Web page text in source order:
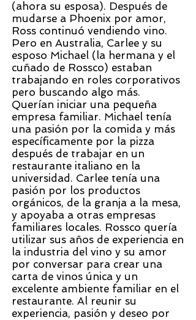
(ahora su esposa). Después de
mudarse a Phoenix por amor,
Ross continuó vendiendo vino.
Pero en Australia, Carlee y su
esposo Michael (la hermana y el
cuñado de Rossco) estaban
trabajando en roles corporativos
pero buscando algo más.
Querían iniciar una pequeña
empresa familiar. Michael tenía
una pasión por la comida y más
específicamente por la pizza
después de trabajar en un
restaurante italiano en la
universidad. Carlee tenía una
pasión por los productos
orgánicos, de la granja a la mesa,
y apoyaba a otras empresas
familiares locales. Rossco quería
utilizar sus años de experiencia en
la industria del vino y su amor
por conversar para crear una
carta de vinos única y un
excelente ambiente familiar en el
restaurante. Al reunir su
experiencia, pasión y deseo por